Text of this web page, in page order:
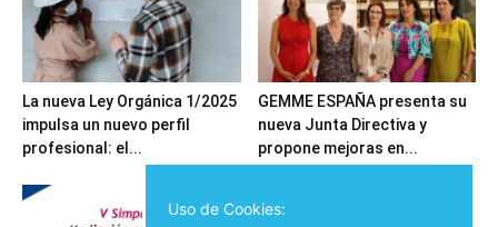
La nueva Ley Orgánica 1/2025
impulsa un nuevo perfil
profesional: el...
GEMME ESPAÑA presenta su
nueva Junta Directiva y
propone mejoras en...
Uso de Cookies: